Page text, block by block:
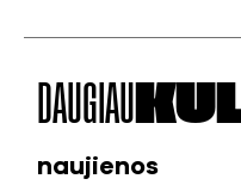
DAUGIAU
naujienos